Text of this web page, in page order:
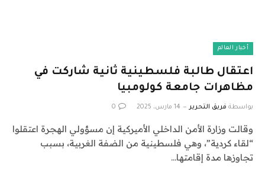
أخبار العالم
اعتقال طالبة فلسطينية ثانية شاركت في
مظاهرات جامعة كولومبيا
بواسطة فريق التحرير 14 مارس، 2025 0
وقالت وزارة الأمن الداخلي الأميركية إن مسؤولي الهجرة اعتقلوا
“لقاء كردية”، وهي فلسطينية من الضفة الغربية، بسبب
تجاوزها مدة إقامتها…